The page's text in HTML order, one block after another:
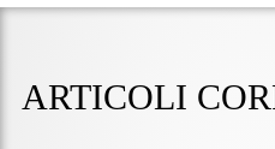
ARTICOLI